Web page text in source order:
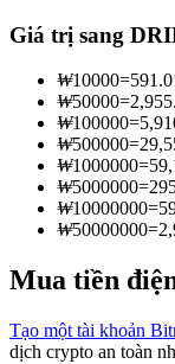
Thông tin
Giá trị sang
₩10000=
₩50000=
₩100000=
₩500000=
₩1000000=
₩5000000=
₩10000000=
₩50000000=
Mua tiền
Tạo một tài khoản
dịch crypto an toàn